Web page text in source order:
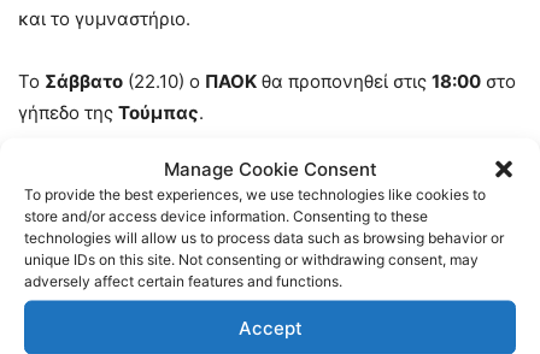
Manage Cookie Consent
To provide the best experiences, we use technologies like cookies to
store and/or access device information. Consenting to these
technologies will allow us to process data such as browsing behavior or
unique IDs on this site. Not consenting or withdrawing consent, may
adversely affect certain features and functions.
Accept
και το γυμναστήριο.
Το Σάββατο (22.10) ο ΠΑΟΚ θα προπονηθεί στις 18:00 στο
γήπεδο της Τούμπας.
ΠΑΟΚ ΠΟΔΟΣΦΑΙΡΟ